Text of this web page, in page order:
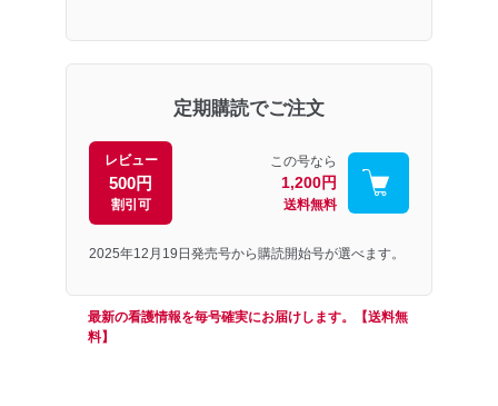
定期購読でご注文
レビュー
500円
割引可
この号なら
1,200円
送料無料
2025年12月19日発売号から購読開始号が選べます。
最新の看護情報を毎号確実にお届けします。【送料無
料】